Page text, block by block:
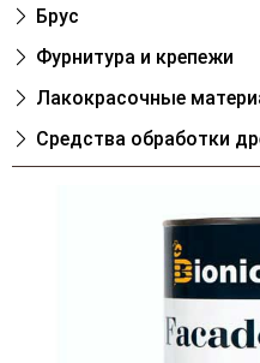
Брус
Фурнитура и крепежи
Лакокрасочные
Cредства обработки